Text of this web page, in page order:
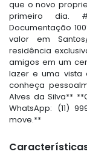
que o novo
primeiro dia.
Documentação
valor em
residência
amigos em um
lazer e uma vista
conheça
Alves da Silva**
WhatsApp: (11)
move.**